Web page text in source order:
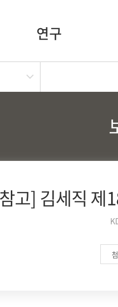
연구
고] 김세직 제